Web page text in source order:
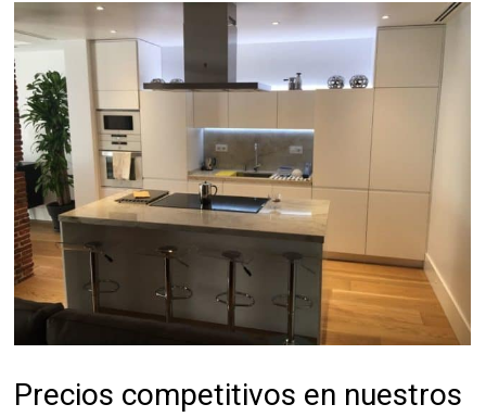
Precios competitivos en nuestros